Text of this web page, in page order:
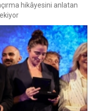
hikâyesini anlatan